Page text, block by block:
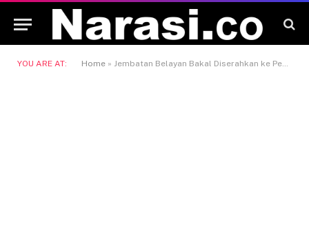
YOU ARE AT: Home » Jembatan Belayan Bakal Diserahkan ke Pemerintah, Wagub Kaltim Apresiasi Kontribusi Bayan Group